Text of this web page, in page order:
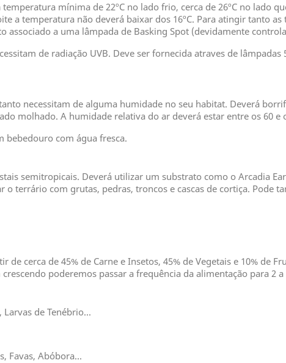
mínima de 22ºC no lado frio, cerca de 26ºC no lado
a temperatura não deverá baixar dos 16ºC. Para atingir tanto
associado a uma lâmpada de Basking Spot (devidamente
de radiação UVB. Deve ser fornecida atraves de lâmpadas
necessitam de alguma humidade no seu habitat. Deverá
molhado. A humidade relativa do ar deverá estar entre os 60 e
bebedouro com água fresca.
semitropicais. Deverá utilizar um substrato como o Arcadia
terrário com grutas, pedras, troncos e cascas de cortiça. Pode
de cerca de 45% de Carne e Insetos, 45% de Vegetais e 10% de
poderemos passar a frequência da alimentação para 2 a
de Tenébrio...
Favas, Abóbora...